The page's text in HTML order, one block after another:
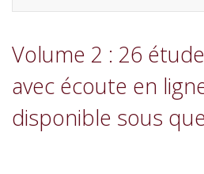
Volume 2 : 26
avec écoute en
disponible sous